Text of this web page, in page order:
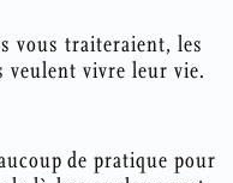
vous traiteraient, les
veulent vivre leur vie.
de pratique pour